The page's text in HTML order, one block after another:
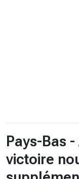
Pays-Bas
victoire